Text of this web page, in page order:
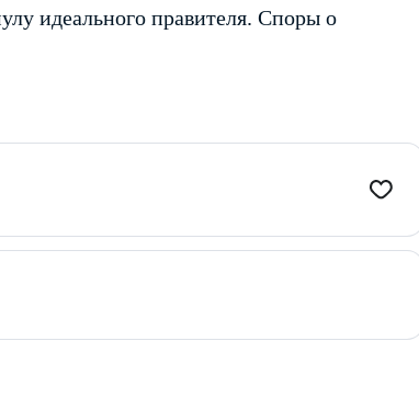
идеального правителя. Споры о